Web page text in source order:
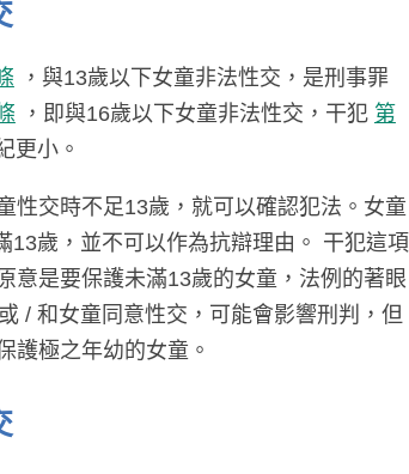
，與13歲以下女童非法性交，是刑事罪
，即與16歲以下女童非法性交，干犯 第
更小。
性交時不足13歲，就可以確認犯法。女童
13歲，並不可以作為抗辯理由。 干犯這項
意是要保護未滿13歲的女童，法例的著眼
/ 和女童同意性交，可能會影響刑判，但
護極之年幼的女童。